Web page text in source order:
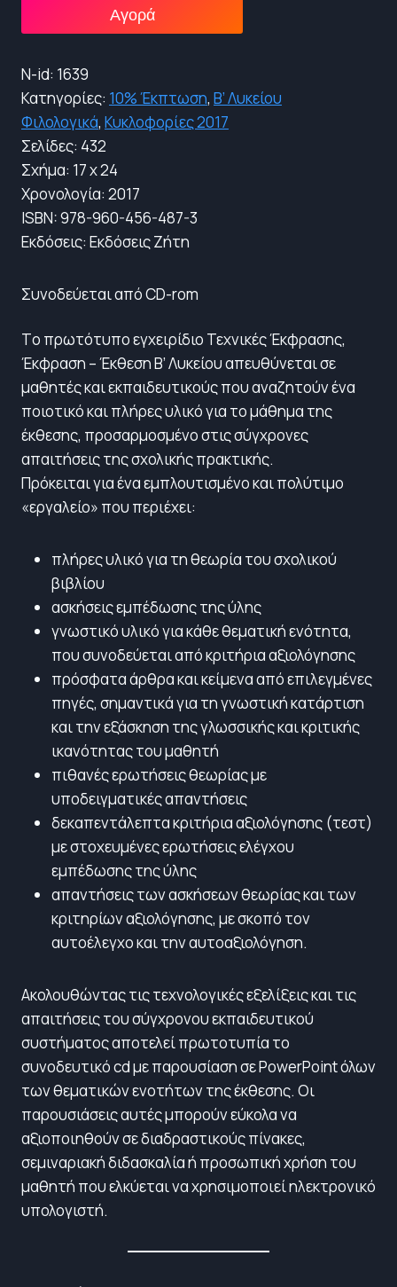
Αγορά
N-id: 1639
Κατηγορίες: 10% Έκπτωση, Β’ Λυκείου
Φιλολογικά, Κυκλοφορίες 2017
Σελίδες: 432
Σχήμα: 17 x 24
Xρονολογία: 2017
ISBN: 978-960-456-487-3
Εκδόσεις: Εκδόσεις Ζήτη
Συνοδεύεται από CD-rom
Tο πρωτότυπο εγχειρίδιο Τεχνικές Έκφρασης,
Έκφραση – Έκθεση Β’ Λυκείου απευθύνεται σε
μαθητές και εκπαιδευτικούς που αναζητούν ένα
ποιοτικό και πλήρες υλικό για το μάθημα της
έκθεσης, προσαρμοσμένο στις σύγχρονες
απαιτήσεις της σχολικής πρακτικής.
Πρόκειται για ένα εμπλουτισμένο και πολύτιμο
«εργαλείο» που περιέχει:
πλήρες υλικό για τη θεωρία του σχολικού
βιβλίου
ασκήσεις εμπέδωσης της ύλης
γνωστικό υλικό για κάθε θεματική ενότητα,
που συνοδεύεται από κριτήρια αξιολόγησης
πρόσφατα άρθρα και κείμενα από επιλεγμένες
πηγές, σημαντικά για τη γνωστική κατάρτιση
και την εξάσκηση της γλωσσικής και κριτικής
ικανότητας του μαθητή
πιθανές ερωτήσεις θεωρίας με
υποδειγματικές απαντήσεις
δεκαπεντάλεπτα κριτήρια αξιολόγησης (τεστ)
με στοχευμένες ερωτήσεις ελέγχου
εμπέδωσης της ύλης
απαντήσεις των ασκήσεων θεωρίας και των
κριτηρίων αξιολόγησης, με σκοπό τον
αυτοέλεγχο και την αυτοαξιολόγηση.
Ακολουθώντας τις τεχνολογικές εξελίξεις και τις
απαιτήσεις του σύγχρονου εκπαιδευτικού
συστήματος αποτελεί πρωτοτυπία το
συνοδευτικό cd με παρουσίαση σε PowerPoint όλων
των θεματικών ενοτήτων της έκθεσης. Οι
παρουσιάσεις αυτές μπορούν εύκολα να
αξιοποιηθούν σε διαδραστικούς πίνακες,
σεμιναριακή διδασκαλία ή προσωπική χρήση του
μαθητή που ελκύεται να χρησιμοποιεί ηλεκτρονικό
υπολογιστή.